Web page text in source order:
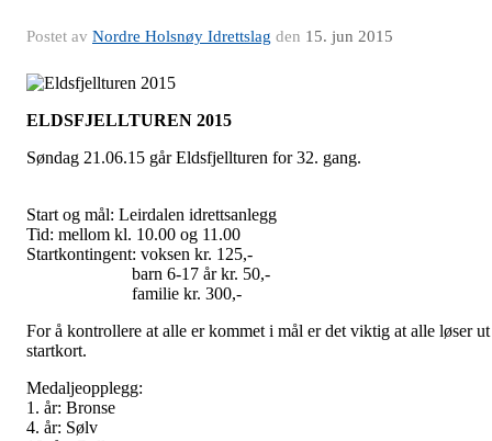
Postet av Nordre Holsnøy Idrettslag den 15. jun 2015
ELDSFJELLTUREN 2015
Søndag 21.06.15 går Eldsfjellturen for 32. gang.
Start og mål: Leirdalen idrettsanlegg
Tid: mellom kl. 10.00 og 11.00
Startkontingent: voksen kr. 125,-
barn 6-17 år kr. 50,-
familie kr. 300,-
For å kontrollere at alle er kommet i mål er det viktig at alle løser ut
startkort.
Medaljeopplegg:
1. år: Bronse
4. år: Sølv